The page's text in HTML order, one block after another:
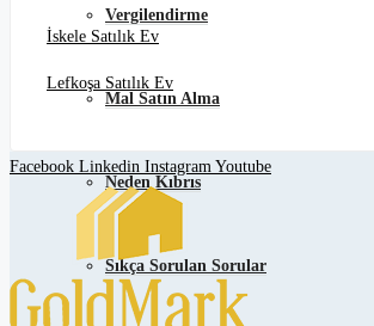
Vergilendirme
Mal Satın Alma
Neden Kıbrıs
Sıkça Sorulan Sorular
İskele Satılık Ev
Lefkoşa Satılık Ev
Facebook Linkedin Instagram Youtube